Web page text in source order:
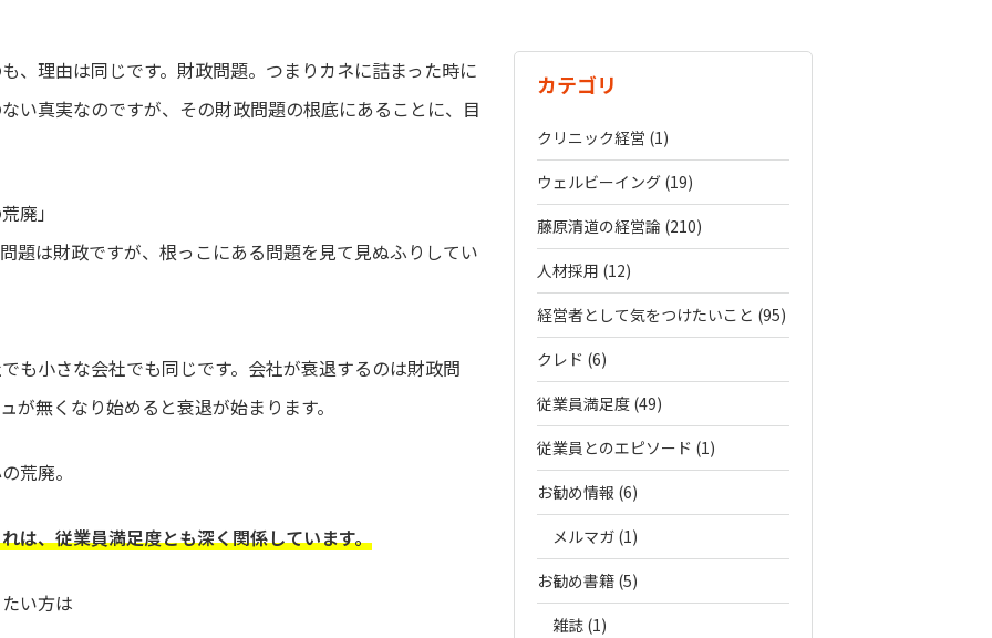
、理由は同じです。財政問題。つまりカネに詰まった時に
い真実なのですが、その財政問題の根底にあることに、目
廃」
題は財政ですが、根っこにある問題を見て見ぬふりしてい
も小さな会社でも同じです。会社が衰退するのは財政問
無くなり始めると衰退が始まります。
荒廃。
は、従業員満足度とも深く関係しています。
い方は
カテゴリ
クリニック経営 (1)
ウェルビーイング (19)
藤原清道の経営論 (210)
人材採用 (12)
経営者として気をつけたいこと (95)
クレド (6)
従業員満足度 (49)
従業員とのエピソード (1)
お勧め情報 (6)
メルマガ (1)
お勧め書籍 (5)
雑誌 (1)